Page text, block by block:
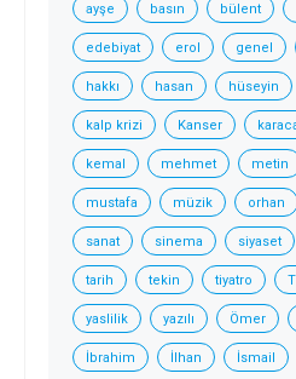
ayşe basın bülent
edebiyat erol genel
hakkı hasan hüseyin
kalp krizi Kanser
kemal mehmet metin
mustafa müzik orhan
sanat sinema siyaset
tarih tekin tiyatro
yaslilik yazılı Ömer
İbrahim İlhan İsmail